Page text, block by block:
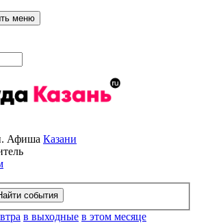
меню
Афиша Казани
в выходные в этом месяце